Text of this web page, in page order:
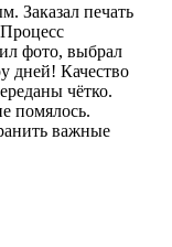
Заказал печать
фото, выбрал
дней! Качество
чётко.
помялось.
важные